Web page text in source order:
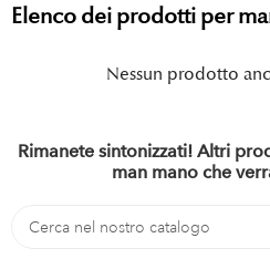
Elenco dei prodotti per
Nessun prodotto
Rimanete sintonizzati! Altri
man mano che